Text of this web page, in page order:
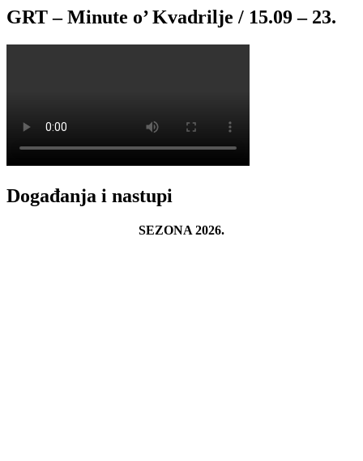
GRT – Minute o’ Kvadrilje / 15.09 – 23.
Događanja i nastupi
SEZONA 2026.